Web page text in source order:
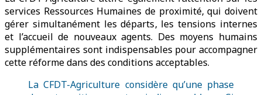
services Ressources Humaines de proximité, qui doivent
gérer simultanément les départs, les tensions internes
et l’accueil de nouveaux agents. Des moyens humains
supplémentaires sont indispensables pour accompagner
cette réforme dans des conditions acceptables.
La CFDT-Agriculture considère qu’une phase